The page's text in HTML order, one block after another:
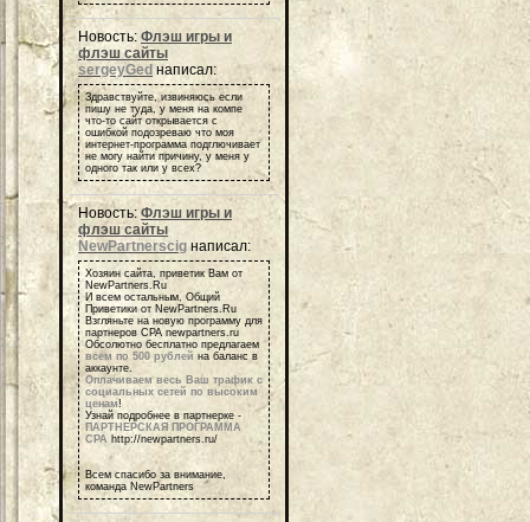
Новость: Флэш игры и
флэш сайты
sergeyGed написал:
Здравствуйте, извиняюсь если
пишу не туда, у меня на компе
что-то сайт открывается с
ошибкой подозреваю что моя
интернет-программа подглючивает
не могу найти причину, у меня у
одного так или у всех?
Новость: Флэш игры и
флэш сайты
NewPartnerscig написал:
Хозяин сайта, приветик Вам от
NewPartners.Ru
И всем остальным, Общий
Приветики от NewPartners.Ru
Взгляньте на новую программу для
партнеров СРА newpartners.ru
Обсолютно бесплатно предлагаем
всем по 500 рублей на баланс в
аккаунте.
Оплачиваем весь Ваш трафик с
социальных сетей по высоким
ценам!
Узнай подробнее в партнерке -
ПАРТНЕРСКАЯ ПРОГРАММА
СРА http://newpartners.ru/
Всем спасибо за внимание,
команда NewPartners